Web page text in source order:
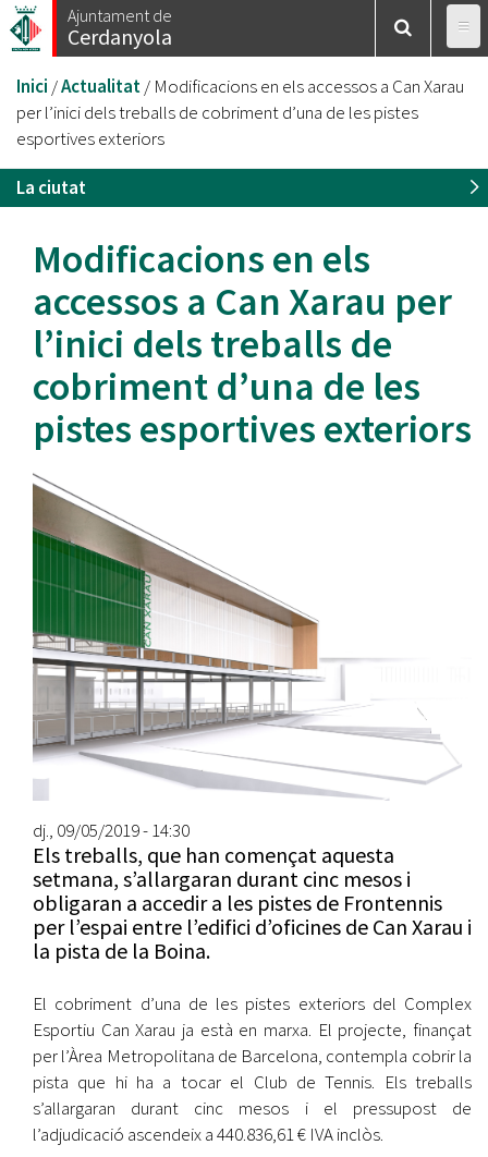
Vés
al
Ajuntament de
Cerdanyola
Esteu
aquí
Inici /Actualitat/ Modificacions en els accessos a Can Xarau
per l’inici dels treballs de cobriment d’una de les pistes
esportives exteriors
La ciutat
Modificacions en els
accessos a Can Xarau per
l’inici dels treballs de
cobriment d’una de les
pistes esportives exteriors
dj., 09/05/2019 - 14:30
Els treballs, que han començat aquesta
setmana, s’allargaran durant cinc mesos i
obligaran a accedir a les pistes de Frontennis
per l’espai entre l’edifici d’oficines de Can Xarau i
la pista de la Boina.
El cobriment d’una de les pistes exteriors del Complex
Esportiu Can Xarau ja està en marxa. El projecte, finançat
per l’Àrea Metropolitana de Barcelona, contempla cobrir la
pista que hi ha a tocar el Club de Tennis. Els treballs
s’allargaran durant cinc mesos i el pressupost de
l’adjudicació ascendeix a 440.836,61 € IVA inclòs.